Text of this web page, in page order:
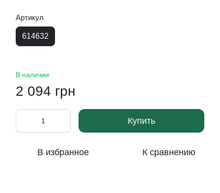
Артикул
614632
В наличии
2 094 грн
Купить
В избранное К сравнению